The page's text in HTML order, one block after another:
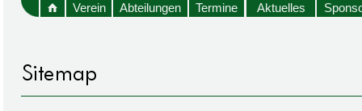
Verein Abteilungen Termine Aktuelles